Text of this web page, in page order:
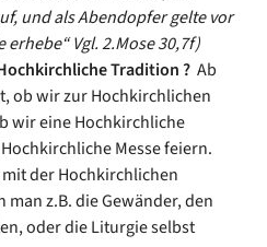
und als Abendopfer gelte vor
Vgl. 2.Mose 30,7f)
Tradition ? Ab
ob wir zur Hochkirchlichen
wir eine Hochkirchliche
Messe feiern.
mit der Hochkirchlichen
z.B. die Gewänder, den
oder die Liturgie selbst